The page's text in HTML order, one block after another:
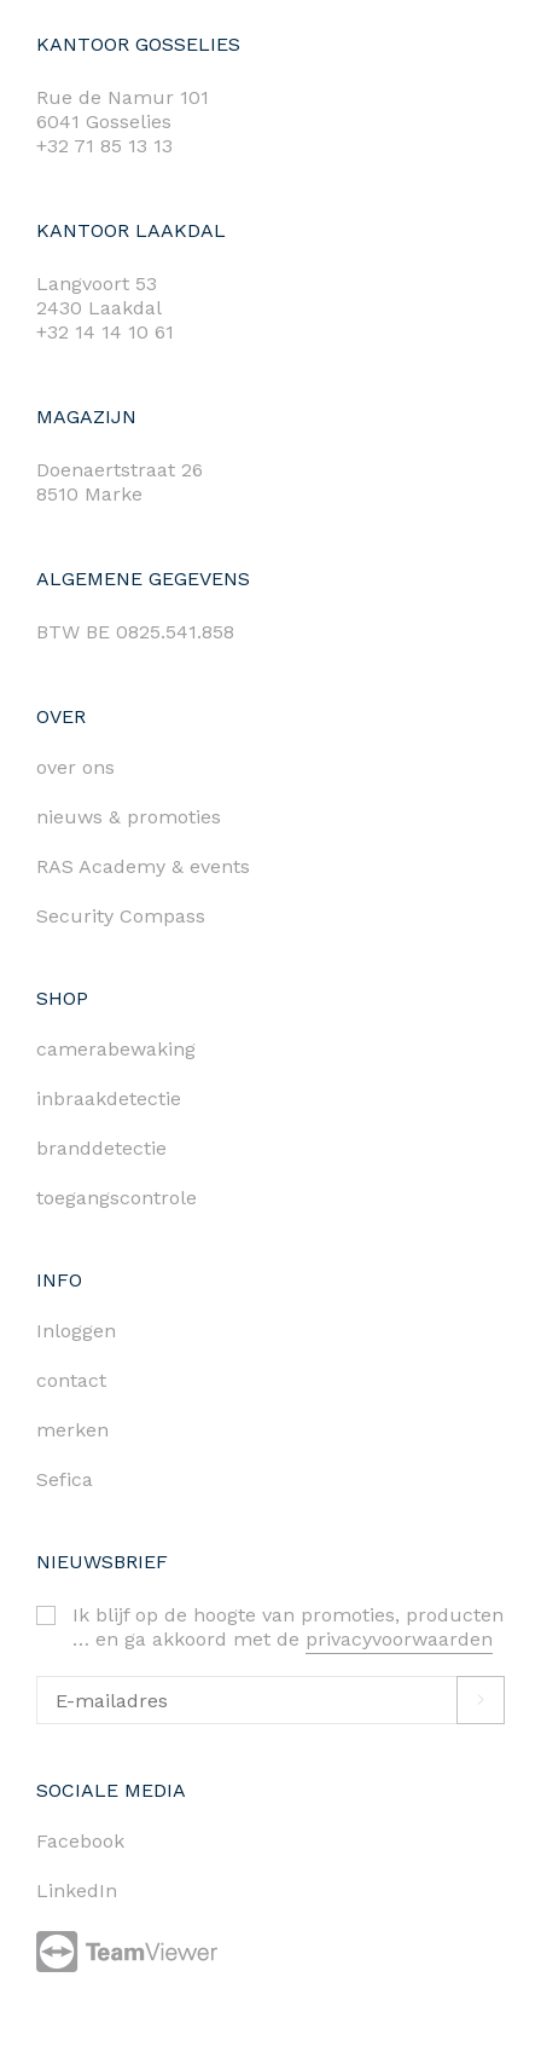
KANTOOR GOSSELIES
Rue de Namur 101
6041 Gosselies
+32 71 85 13 13
KANTOOR LAAKDAL
Langvoort 53
2430 Laakdal
+32 14 14 10 61
MAGAZIJN
Doenaertstraat 26
8510 Marke
ALGEMENE GEGEVENS
BTW BE 0825.541.858
OVER
over ons
nieuws & promoties
RAS Academy & events
Security Compass
SHOP
camerabewaking
inbraakdetectie
branddetectie
toegangscontrole
INFO
Inloggen
contact
merken
Sefica
NIEUWSBRIEF
Ik blijf op de hoogte van promoties, producten
… en ga akkoord met de privacyvoorwaarden
SOCIALE MEDIA
Facebook
LinkedIn